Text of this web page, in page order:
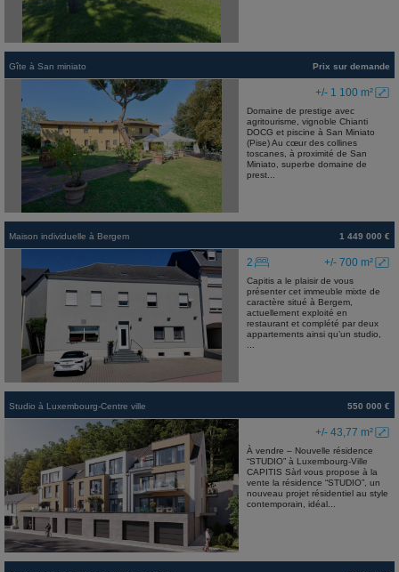
Gîte à San miniato Prix sur demande
+/- 1 100 m²
Domaine de prestige avec
agritourisme, vignoble Chianti
DOCG et piscine à San Miniato
(Pise) Au cœur des collines
toscanes, à proximité de San
Miniato, superbe domaine de
prest...
Maison individuelle à Bergem 1 449 000 €
+/- 700 m²
2
Capitis a le plaisir de vous
présenter cet immeuble mixte de
caractère situé à Bergem,
actuellement exploité en
restaurant et complété par deux
appartements ainsi qu’un studio,
Studio à Luxembourg-Centre ville 550 000 €
+/- 43,77 m²
À vendre – Nouvelle résidence
“STUDIO” à Luxembourg-Ville
CAPITIS Sàrl vous propose à la
vente la résidence “STUDIO”, un
nouveau projet résidentiel au style
contemporain, idéal...